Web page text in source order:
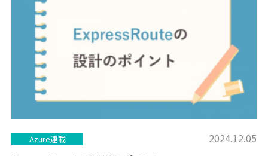
Azure連載 2024.12.05